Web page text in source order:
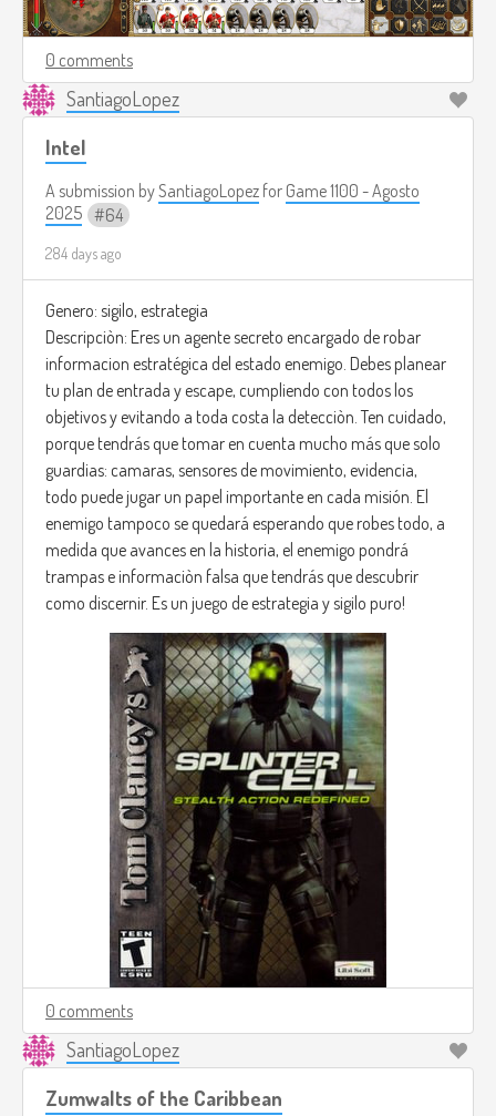
0 comments
SantiagoLopez
Intel
A submission bySantiagoLopez for Game 1100 - Agosto
2025
64
284 days ago
Genero: sigilo, estrategia
Descripciòn: Eres un agente secreto encargado de robar
informacion estratégica del estado enemigo. Debes planear
tu plan de entrada y escape, cumpliendo con todos los
objetivos y evitando a toda costa la detecciòn. Ten cuidado,
porque tendrás que tomar en cuenta mucho más que solo
guardias: camaras, sensores de movimiento, evidencia,
todo puede jugar un papel importante en cada misión. El
enemigo tampoco se quedará esperando que robes todo, a
medida que avances en la historia, el enemigo pondrá
trampas e informaciòn falsa que tendrás que descubrir
como discernir. Es un juego de estrategia y sigilo puro!
0 comments
SantiagoLopez
Zumwalts of the Caribbean